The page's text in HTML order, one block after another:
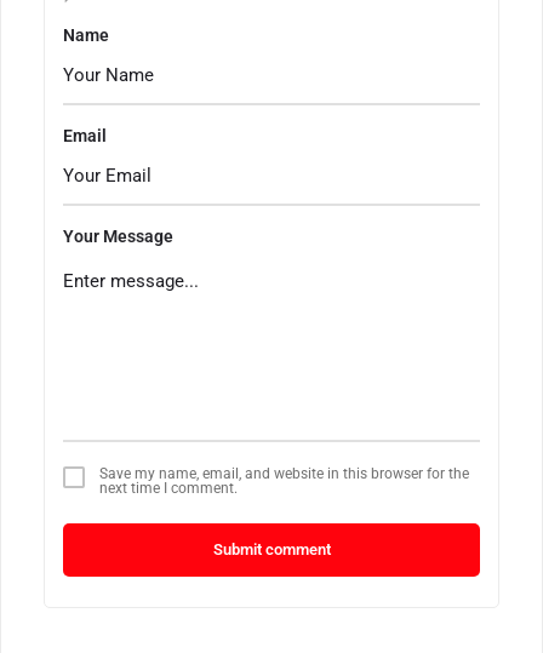
Name
Email
Your Message
Save my name, email, and website in this browser for the
next time I comment.
Submit comment